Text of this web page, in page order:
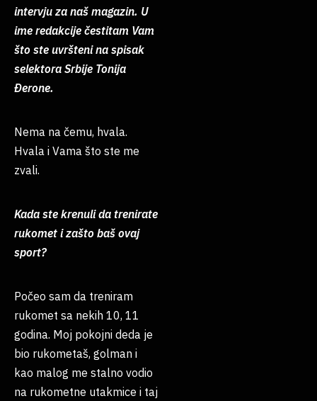
intervju za naš magazin. U
ime redakcije čestitam Vam
što ste uvršteni na spisak
selektora Srbije Tonija
Ðerone.
Nema na čemu, hvala.
Hvala i Vama što ste me
zvali.
Kada ste krenuli da trenirate
rukomet i zašto baš ovaj
sport?
Počeo sam da treniram
rukomet sa nekih 10, 11
godina. Moj pokojni deda je
bio rukometaš, golman i
kao malog me stalno vodio
na rukometne utakmice i taj